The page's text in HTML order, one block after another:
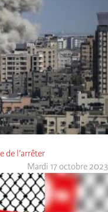
de l’arrêter
Mardi 17 octobre 2023